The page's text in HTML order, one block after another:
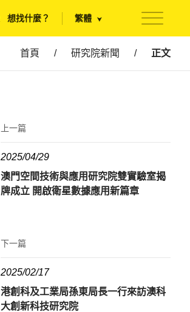
想找什麼？ 繁體
首頁 / 研究院新聞 / 正文
上一篇
2025/04/29
澳門空間技術與應用研究院雙實驗室揭
牌成立 開啟衛星數據應用新篇章​
下一篇
2025/02/17
港創科及工業局孫東局長一行來訪澳科
大創新科技研究院